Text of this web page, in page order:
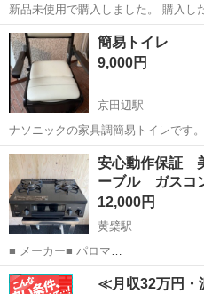
新品未使用で購入しました。 購入し
す。
京都 京都市 常盤駅
簡易トイレ
9,000円
京田辺駅
ナソニックの家具調簡易トイレです。 外形寸法 : 幅53cm×奥行58cm×
高さ78.5〜94.5cm 便座までの高さ
(ウレタン樹脂塗装) 付属品 : 説明書
京都 京田辺市 京田辺駅
安心動作保証
12,000円
黄檗駅
■ メーカー■ パロマ
━━━━━━━━━━━━━━━━━━━━━━━ ■
ーブル ガスコンロ
京都 宇治市 黄檗駅 その
≪月収32万円・